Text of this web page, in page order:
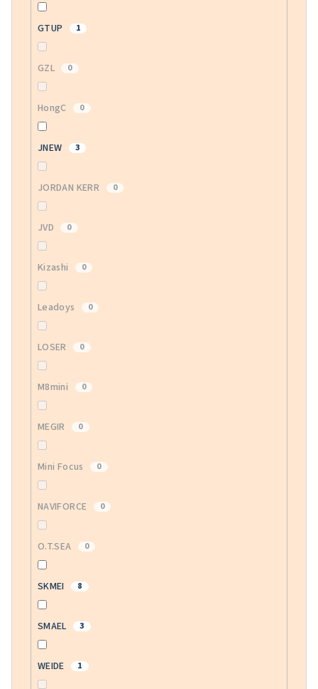
GTUP 1
GZL 0
HongC 0
JNEW 3
JORDAN KERR 0
JVD 0
Kizashi 0
Leadoys 0
LOSER 0
M8mini 0
MEGIR 0
Mini Focus 0
NAVIFORCE 0
O.T.SEA 0
SKMEI 8
SMAEL 3
WEIDE 1